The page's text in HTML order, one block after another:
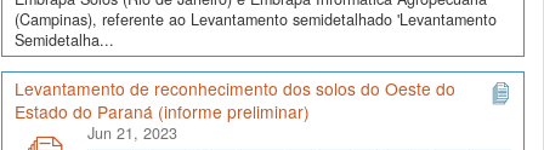
(Campinas), referente ao Levantamento semidetalhado 'Levantamento
Semidetalha...
Levantamento de reconhecimento dos solos do Oeste do
Estado do Paraná (informe preliminar)
Jun 21, 2023